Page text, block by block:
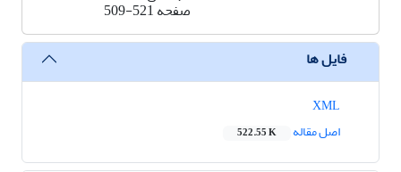
صفحه509-521
فایل ها
اصل مقاله
522.55 K